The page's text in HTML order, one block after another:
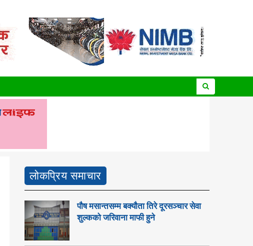
लोकप्रिय समाचार
पौष मसान्तसम्म बक्यौता तिरे दूरसञ्चार सेवा
शुल्कको जरिवाना माफी हुने